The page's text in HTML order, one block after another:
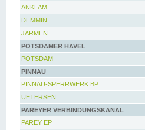
ANKLAM
DEMMIN
JARMEN
POTSDAMER HAVEL
POTSDAM
PINNAU
PINNAU-SPERRWERK BP
UETERSEN
PAREYER VERBINDUNGSKANAL
PAREY EP